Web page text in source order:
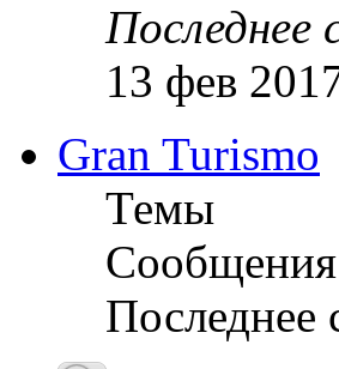
Последнее
13 фев
Gran Turismo
Темы
Сообщения
Последнее